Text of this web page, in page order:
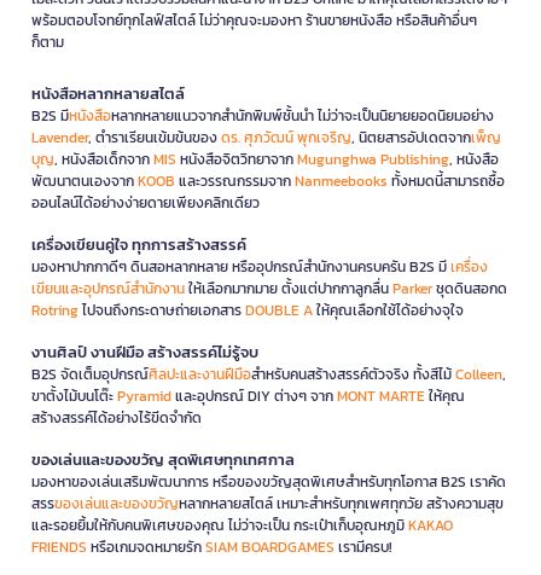
พร้อมตอบโจทย์ทุกไลฟ์สไตล์ ไม่ว่าคุณจะมองหา ร้านขายหนังสือ หรือสินค้าอื่นๆ
ก็ตาม
หนังสือหลากหลายสไตล์
B2S มีหนังสือหลากหลายแนวจากสำนักพิมพ์ชั้นนำ ไม่ว่าจะเป็นนิยายยอดนิยมอย่าง
Lavender, ตำราเรียนเข้มข้นของดร. ศุภวัฒน์ พุกเจริญ, นิตยสารอัปเดตจากเพ็ญ
บุญ, หนังสือเด็กจากMIS หนังสือจิตวิทยาจากMugunghwa Publishing, หนังสือ
พัฒนาตนเองจากKOOB และวรรณกรรมจากNanmeebooks ทั้งหมดนี้สามารถซื้อ
ออนไลน์ได้อย่างง่ายดายเพียงคลิกเดียว
เครื่องเขียนคู่ใจ ทุกการสร้างสรรค์
มองหาปากกาดีๆ ดินสอหลากหลาย หรืออุปกรณ์สำนักงานครบครัน B2S มีเครื่อง
เขียนและอุปกรณ์สำนักงานให้เลือกมากมาย ตั้งแต่ปากกาลูกลื่นParkerชุดดินสอกด
Rotringไปจนถึงกระดาษถ่ายเอกสารDOUBLE Aให้คุณเลือกใช้ได้อย่างจุใจ
งานศิลป์ งานฝีมือ สร้างสรรค์ไม่รู้จบ
B2S จัดเต็มอุปกรณ์ศิลปะและงานฝีมือสำหรับคนสร้างสรรค์ตัวจริง ทั้งสีไม้Colleen,
ขาตั้งไม้บนโต๊ะPyramidและอุปกรณ์ DIY ต่างๆ จากMONT MARTEให้คุณ
สร้างสรรค์ได้อย่างไร้ขีดจำกัด
ของเล่นและของขวัญ สุดพิเศษทุกเทศกาล
มองหาของเล่นเสริมพัฒนาการ หรือของขวัญสุดพิเศษสำหรับทุกโอกาส B2S เราคัด
สรรของเล่นและของขวัญหลากหลายสไตล์ เหมาะสำหรับทุกเพศทุกวัย สร้างความสุข
และรอยยิ้มให้กับคนพิเศษของคุณ ไม่ว่าจะเป็น กระเป๋าเก็บอุณหภูมิKAKAO
FRIENDS หรือเกมจดหมายรักSIAM BOARDGAMES เรามีครบ!